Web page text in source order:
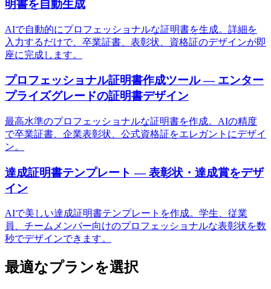
明書を自動生成
AIで自動的にプロフェッショナルな証明書を生成。詳細を
入力するだけで、卒業証書、表彰状、資格証のデザインが即
座に完成します。
プロフェッショナル証明書作成ツール — エンター
プライズグレードの証明書デザイン
最高水準のプロフェッショナルな証明書を作成。AIの精度
で卒業証書、企業表彰状、公式資格証をエレガントにデザイ
ン。
達成証明書テンプレート — 表彰状・達成賞をデザ
イン
AIで美しい達成証明書テンプレートを作成。学生、従業
員、チームメンバー向けのプロフェッショナルな表彰状を数
秒でデザインできます。
最適なプランを選択